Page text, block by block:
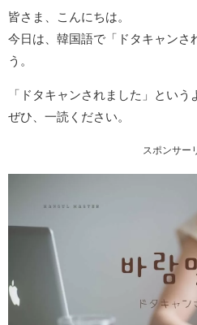
皆さま、こんにちは。
今日は、韓国語で「ドタキャンさ
う。
「ドタキャンされました」という
ぜひ、一読ください。
スポンサー